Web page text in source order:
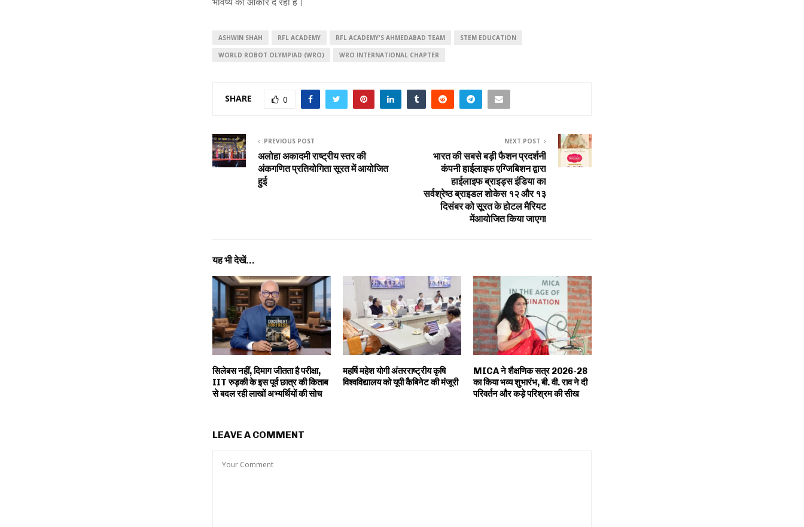
भविष्य को आकार दे रही है।
ASHWIN SHAH RFL ACADEMY RFL ACADEMY'S AHMEDABAD TEAM STEM EDUCATION
WORLD ROBOT OLYMPIAD (WRO) WRO INTERNATIONAL CHAPTER
SHARE 0
PREVIOUS POST
अलोहा अकादमी राष्ट्रीय स्तर की
अंकगणित प्रतियोगिता सूरत में आयोजित
हुई
NEXT POST
भारत की सबसे बड़ी फैशन प्रदर्शनी
कंपनी हाईलाइफ एग्जिबिशन द्वारा
हाईलाइफ ब्राइड्स इंडिया का
सर्वश्रेष्ठ ब्राइडल शोकेस १२ और १३
दिसंबर को सूरत के होटल मैरियट
मेंआयोजित किया जाएगा
यह भी देखें...
सिलेबस नहीं, दिमाग जीतता है परीक्षा,
IIT रुड़की के इस पूर्व छात्र की किताब
से बदल रही लाखों अभ्यर्थियों की सोच
महर्षि महेश योगी अंतरराष्ट्रीय कृषि
विश्वविद्यालय को यूपी कैबिनेट की मंजूरी
MICA ने शैक्षणिक सत्र 2026-28
का किया भव्य शुभारंभ, बी. वी. राव ने दी
परिवर्तन और कड़े परिश्रम की सीख
LEAVE A COMMENT